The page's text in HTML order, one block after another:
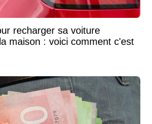
recharger sa voiture
maison : voici comment c'est